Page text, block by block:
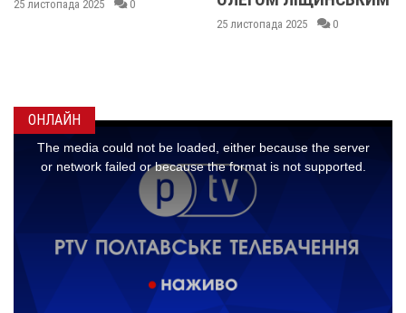
0
0
ОНЛАЙН